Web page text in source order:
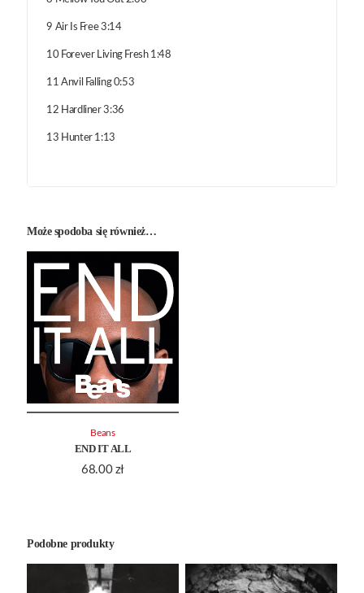
9 Air Is Free 3:14
10 Forever Living Fresh 1:48
11 Anvil Falling 0:53
12 Hardliner 3:36
13 Hunter 1:13
Może spodoba się również…
END IT ALL
68.00 zł
Beans
Podobne produkty